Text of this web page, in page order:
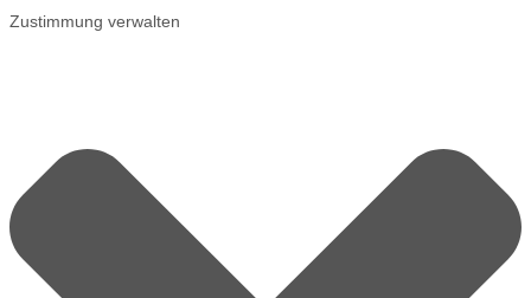
Zustimmung verwalten